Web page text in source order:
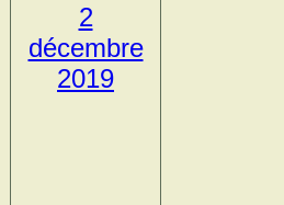
2
décembre
2019